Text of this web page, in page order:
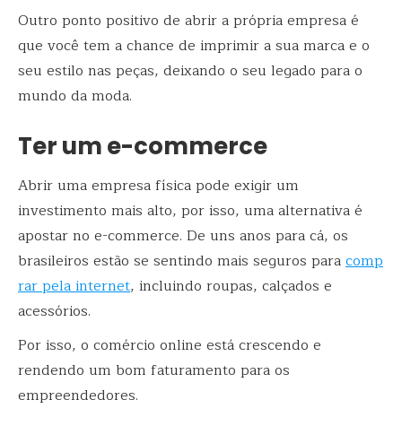
Outro ponto positivo de abrir a própria empresa é
que você tem a chance de imprimir a sua marca e o
seu estilo nas peças, deixando o seu legado para o
mundo da moda.
Ter um e-commerce
Abrir uma empresa física pode exigir um
investimento mais alto, por isso, uma alternativa é
apostar no e-commerce. De uns anos para cá, os
brasileiros estão se sentindo mais seguros paracomp
rar pela internet, incluindo roupas, calçados e
acessórios.
Por isso, o comércio online está crescendo e
rendendo um bom faturamento para os
empreendedores.